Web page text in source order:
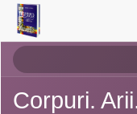
Corpuri.